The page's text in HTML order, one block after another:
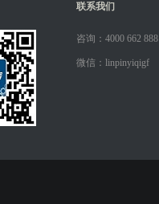
联系我们
咨询：4000 662 888
微信：linpinyiqigf